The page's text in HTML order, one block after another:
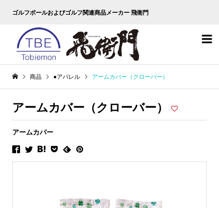
ゴルフボールおよびゴルフ関連商品メーカー 飛衛門

商品 ●アパレル アームカバー（クローバー）
アームカバー（クローバー）
アームカバー